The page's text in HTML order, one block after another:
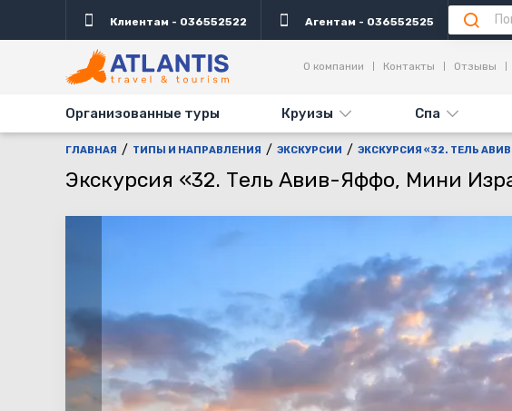
Клиентам - 036552522 Агентам - 036552525
Организованные туры Круизы Спа
О компании Контакты Отзывы
ГЛАВНАЯ ТИПЫ И НАПРАВЛЕНИЯ ЭКСКУРСИИ ЭКСКУРСИЯ «32. ТЕЛЬ
Экскурсия «32. Тель Авив-Яффо, Мини
Описание Важно Дни выезда Акция Информация